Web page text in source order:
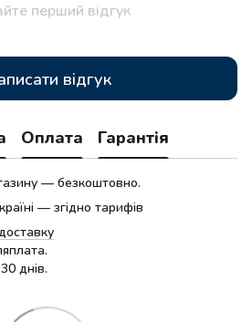
перший відгук
відгук
Оплата Гарантія
— безкоштовно.
— згідно тарифів
днів.